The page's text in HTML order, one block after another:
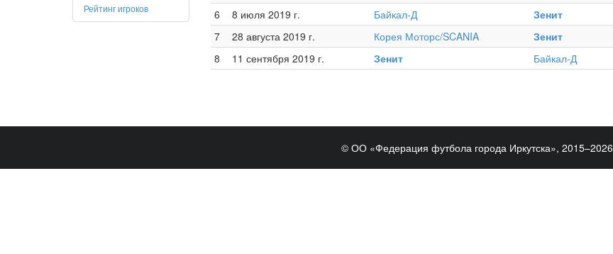
Рейтинг игроков
6
8 июля 2019 г. Байкал-Д Зенит
7
28 августа 2019 г. Корея Моторс/SCANIA Зенит
8
11 сентября 2019 г. Зенит Байкал-Д
© ОО «Федерация футбола города Иркутска», 2015–2026